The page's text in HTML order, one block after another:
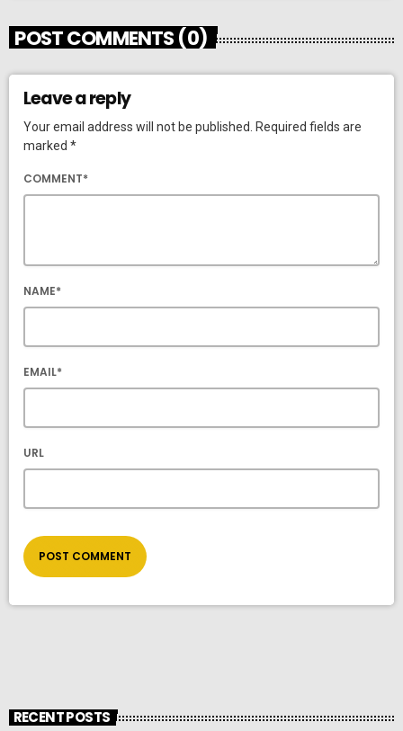
POST COMMENTS (0)
Leave a reply
Your email address will not be published. Required fields are
marked *
COMMENT*
NAME*
EMAIL*
URL
RECENT POSTS